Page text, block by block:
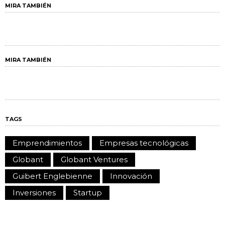
MIRA TAMBIÉN
MIRA TAMBIÉN
TAGS
Emprendimientos
Empresas tecnológicas
Globant
Globant Ventures
Guibert Englebienne
Innovación
Inversiones
Startup